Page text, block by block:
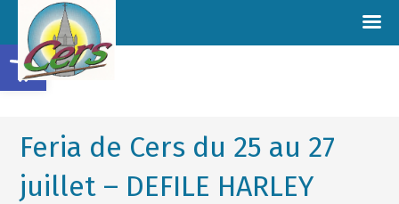
Feria de Cers du 25 au 27
juillet – DEFILE HARLEY
Ouvrir la barre d’outils